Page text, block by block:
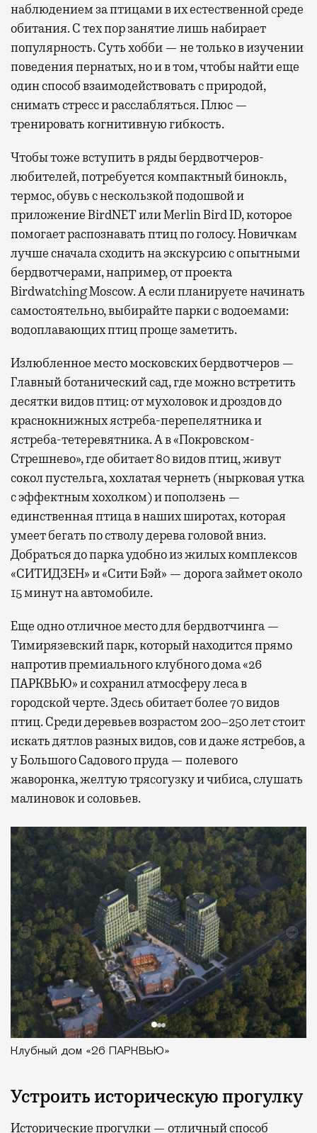
наблюдением за птицами в их естественной среде
обитания. С тех пор занятие лишь набирает
популярность. Суть хобби — не только в изучении
поведения пернатых, но и в том, чтобы найти еще
один способ взаимодействовать с природой,
снимать стресс и расслабляться. Плюс —
тренировать когнитивную гибкость.
Чтобы тоже вступить в ряды бердвотчеров-
любителей, потребуется компактный бинокль,
термос, обувь с нескользкой подошвой и
приложение BirdNET или Merlin Bird ID, которое
помогает распознавать птиц по голосу. Новичкам
лучше сначала сходить на экскурсию с опытными
бердвотчерами, например, от проекта
Birdwatching Moscow. А если планируете начинать
самостоятельно, выбирайте парки с водоемами:
водоплавающих птиц проще заметить.
Излюбленное место московских бердвотчеров —
Главный ботанический сад, где можно встретить
десятки видов птиц: от мухоловок и дроздов до
краснокнижных ястреба-перепелятника и
ястреба-тетеревятника. А в «Покровском-
Стрешнево», где обитает 80 видов птиц, живут
сокол пустельга, хохлатая чернеть (нырковая утка
с эффектным хохолком) и поползень —
единственная птица в наших широтах, которая
умеет бегать по стволу дерева головой вниз.
Добраться до парка удобно из жилых комплексов
«СИТИДЗЕН» и «Сити Бэй» — дорога займет около
15 минут на автомобиле.
Еще одно отличное место для бердвотчинга —
Тимирязевский парк, который находится прямо
напротив премиального клубного дома «26
ПАРКВЬЮ» и сохранил атмосферу леса в
городской черте. Здесь обитает более 70 видов
птиц. Среди деревьев возрастом 200–250 лет стоит
искать дятлов разных видов, сов и даже ястребов, а
у Большого Садового пруда — полевого
жаворонка, желтую трясогузку и чибиса, слушать
малиновок и соловьев.
Клубный дом «26 ПАРКВЬЮ»
Устроить историческую прогулку
Исторические прогулки — отличный способ